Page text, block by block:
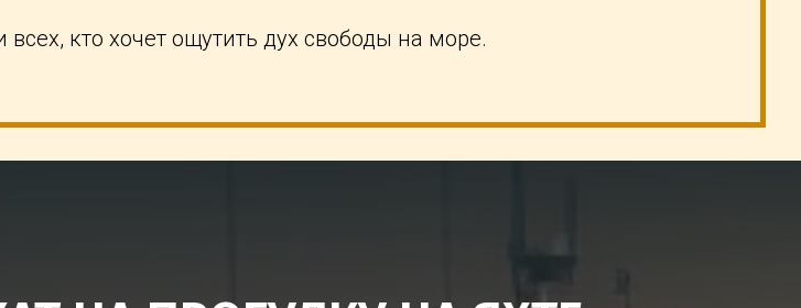
кто хочет ощутить дух свободы на море.